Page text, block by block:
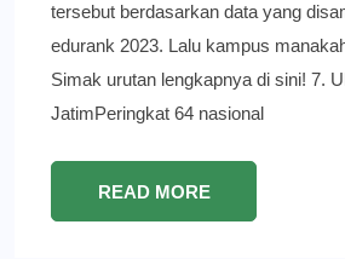
tersebut berdasarkan data yang
edurank 2023. Lalu kampus
Simak urutan lengkapnya di sini! 7.
JatimPeringkat 64 nasional
READ MORE